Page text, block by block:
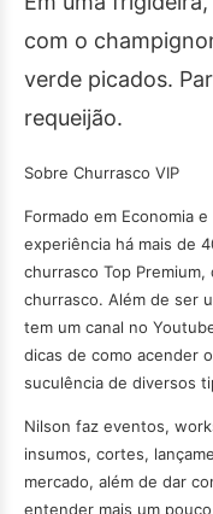
com o
verde picados.
requeijão.
Sobre Churrasco VIP
Formado em Economia
experiência há mais de
churrasco Top
churrasco. Além de ser
tem um canal no
dicas de como acender
suculência de diversos
Nilson faz eventos,
insumos, cortes,
mercado, além de dar
entender mais um